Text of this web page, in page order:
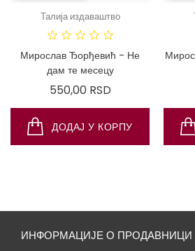
Талија издаваштво
Мирослав Ђорђевић - Не
дам те месецу
550,00 RSDЦена
ДОДАЈ У КОРПУ
ИНФОРМАЦИЈЕ О ПРОДАВНИЦИ